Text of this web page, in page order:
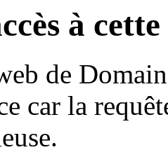
à
de
car la